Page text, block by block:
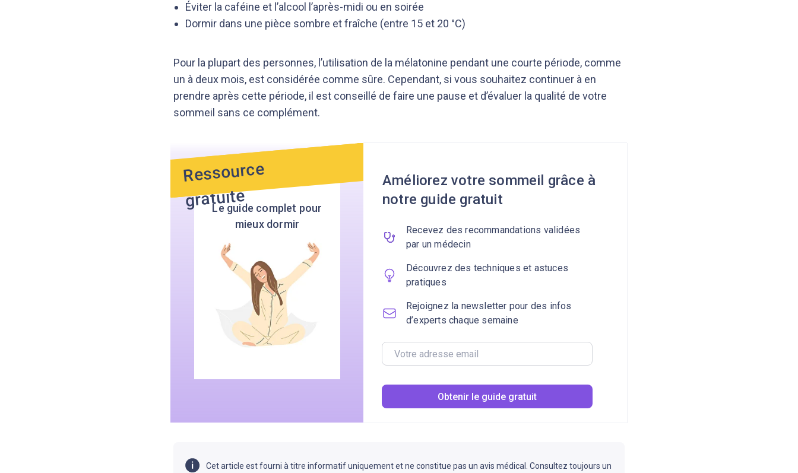
Éviter la caféine et l’alcool l’après-midi ou en soirée
Dormir dans une pièce sombre et fraîche (entre 15 et 20 °C)
Pour la plupart des personnes, l’utilisation de la mélatonine pendant une courte période, comme
un à deux mois, est considérée comme sûre. Cependant, si vous souhaitez continuer à en
prendre après cette période, il est conseillé de faire une pause et d’évaluer la qualité de votre
sommeil sans ce complément.
Améliorez votre sommeil grâce à
notre guide gratuit
Obtenir le guide gratuit
Recevez des recommandations validées
par un médecin
Découvrez des techniques et astuces
pratiques
Rejoignez la newsletter pour des infos
d’experts chaque semaine
Le guide complet pour
mieux dormir
Ressource
gratuite
Cet article est fourni à titre informatif uniquement et ne constitue pas un avis médical. Consultez toujours un